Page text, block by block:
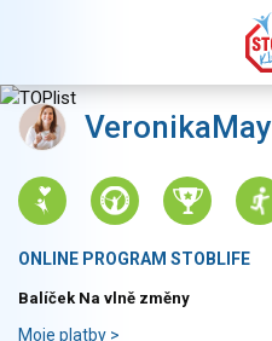
VeronikaMay
ONLINE PROGRAM STOBLIFE
Balíček Na vlně změny
Moje platby >